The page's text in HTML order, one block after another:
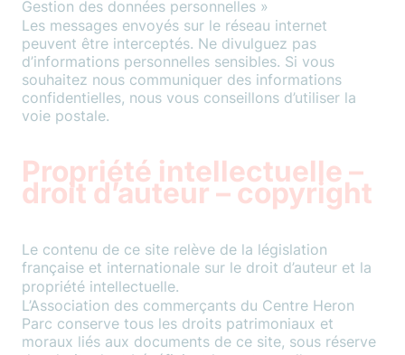
Gestion des données personnelles »
Les messages envoyés sur le réseau internet
peuvent être interceptés. Ne divulguez pas
d’informations personnelles sensibles. Si vous
souhaitez nous communiquer des informations
confidentielles, nous vous conseillons d’utiliser la
voie postale.
Propriété intellectuelle –
droit d’auteur – copyright
Le contenu de ce site relève de la législation
française et internationale sur le droit d’auteur et la
propriété intellectuelle.
L’Association des commerçants du Centre Heron
Parc conserve tous les droits patrimoniaux et
moraux liés aux documents de ce site, sous réserve